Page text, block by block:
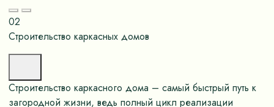
02
Строительство каркасных домов
Строительство каркасного дома – самый быстрый путь к
загородной жизни, ведь полный цикл реализации